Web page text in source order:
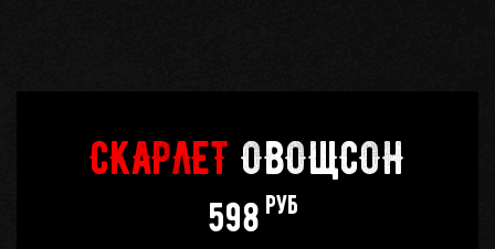
СКАРЛЕТ ОВОЩСОН
598 руб